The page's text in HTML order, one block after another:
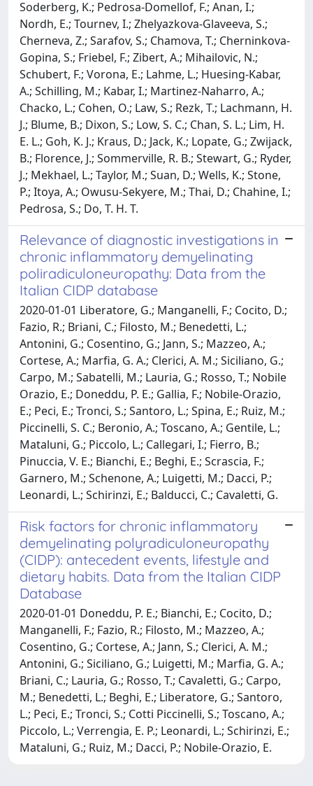
Soderberg, K.; Pedrosa-Domellof, F.; Anan, I.;
Nordh, E.; Tournev, I.; Zhelyazkova-Glaveeva, S.;
Cherneva, Z.; Sarafov, S.; Chamova, T.; Cherninkova-
Gopina, S.; Friebel, F.; Zibert, A.; Mihailovic, N.;
Schubert, F.; Vorona, E.; Lahme, L.; Huesing-Kabar,
A.; Schilling, M.; Kabar, I.; Martinez-Naharro, A.;
Chacko, L.; Cohen, O.; Law, S.; Rezk, T.; Lachmann, H.
J.; Blume, B.; Dixon, S.; Low, S. C.; Chan, S. L.; Lim, H.
E. L.; Goh, K. J.; Kraus, D.; Jack, K.; Lopate, G.; Zwijack,
B.; Florence, J.; Sommerville, R. B.; Stewart, G.; Ryder,
J.; Mekhael, L.; Taylor, M.; Suan, D.; Wells, K.; Stone,
P.; Itoya, A.; Owusu-Sekyere, M.; Thai, D.; Chahine, I.;
Pedrosa, S.; Do, T. H. T.
Relevance of diagnostic investigations in
chronic inflammatory demyelinating
poliradiculoneuropathy: Data from the
Italian CIDP database
2020-01-01 Liberatore, G.; Manganelli, F.; Cocito, D.;
Fazio, R.; Briani, C.; Filosto, M.; Benedetti, L.;
Antonini, G.; Cosentino, G.; Jann, S.; Mazzeo, A.;
Cortese, A.; Marfia, G. A.; Clerici, A. M.; Siciliano, G.;
Carpo, M.; Sabatelli, M.; Lauria, G.; Rosso, T.; Nobile
Orazio, E.; Doneddu, P. E.; Gallia, F.; Nobile-Orazio,
E.; Peci, E.; Tronci, S.; Santoro, L.; Spina, E.; Ruiz, M.;
Piccinelli, S. C.; Beronio, A.; Toscano, A.; Gentile, L.;
Mataluni, G.; Piccolo, L.; Callegari, I.; Fierro, B.;
Pinuccia, V. E.; Bianchi, E.; Beghi, E.; Scrascia, F.;
Garnero, M.; Schenone, A.; Luigetti, M.; Dacci, P.;
Leonardi, L.; Schirinzi, E.; Balducci, C.; Cavaletti, G.
Risk factors for chronic inflammatory
demyelinating polyradiculoneuropathy
(CIDP): antecedent events, lifestyle and
dietary habits. Data from the Italian CIDP
Database
2020-01-01 Doneddu, P. E.; Bianchi, E.; Cocito, D.;
Manganelli, F.; Fazio, R.; Filosto, M.; Mazzeo, A.;
Cosentino, G.; Cortese, A.; Jann, S.; Clerici, A. M.;
Antonini, G.; Siciliano, G.; Luigetti, M.; Marfia, G. A.;
Briani, C.; Lauria, G.; Rosso, T.; Cavaletti, G.; Carpo,
M.; Benedetti, L.; Beghi, E.; Liberatore, G.; Santoro,
L.; Peci, E.; Tronci, S.; Cotti Piccinelli, S.; Toscano, A.;
Piccolo, L.; Verrengia, E. P.; Leonardi, L.; Schirinzi, E.;
Mataluni, G.; Ruiz, M.; Dacci, P.; Nobile-Orazio, E.